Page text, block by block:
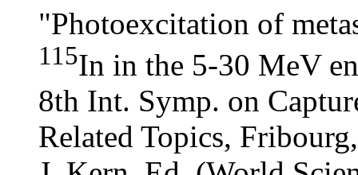
"Photoexcitation of
115In in the 5-30 MeV
8th Int. Symp. on
Related Topics,